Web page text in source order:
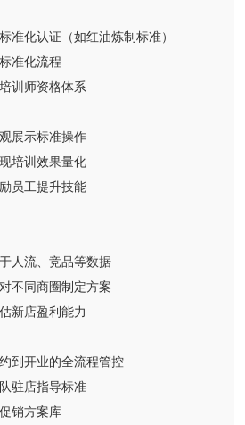
准化认证（如红油炼制标准）
准化流程
训师资格体系
展示标准操作
培训效果量化
员工提升技能
人流、竞品等数据
不同商圈制定方案
新店盈利能力
到开业的全流程管控
驻店指导标准
销方案库